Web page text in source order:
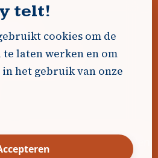
ons!
Algemene voorwaarden
telt!
cookies om de
laten werken en om
het gebruik van onze